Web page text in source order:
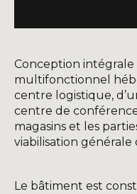
Conception intégrale
multifonctionnel
centre logistique,
centre de
magasins et les
viabilisation générale
Le bâtiment est